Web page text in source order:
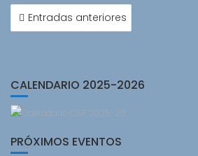
NAVEGACIÓN
DEEntradas anteriores
CALENDARIO 2025-2026
PRÓXIMOS EVENTOS